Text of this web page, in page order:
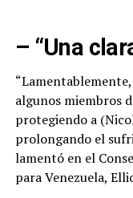
– “Una
algunos miembros
protegiendo a
prolongando el
lamentó en el
para Venezuela,